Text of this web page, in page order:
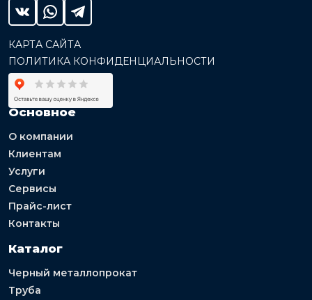
КАРТА САЙТА
ПОЛИТИКА КОНФИДЕНЦИАЛЬНОСТИ
Основное
О компании
Клиентам
Услуги
Сервисы
Прайс-лист
Контакты
Каталог
Черный металлопрокат
Труба